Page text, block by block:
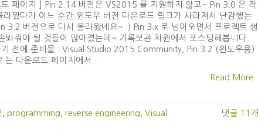
드 페이지 ] Pin 2.14 버전은 VS2015 를 지원하지 않고~ Pin 3.0 은 작
라왔다가 어느 순간 윈도우 버전 다운로드 링크가 사라져서 난감했는
3.2 버전으로 다시 올라왔네요~ :) Pin 3.x 로 넘어오면서 프로젝트 생
봐줘야 될 것들이 많아졌는데~ 기록보관 차원에서 포스팅해봅니다.
기 전에 준비물 : Visual Studio 2015 Community, Pin 3.2 (윈도우용)
는 다운로드 페이지에서...
Read More
programming reverse engineering
Visual
댓글 11개